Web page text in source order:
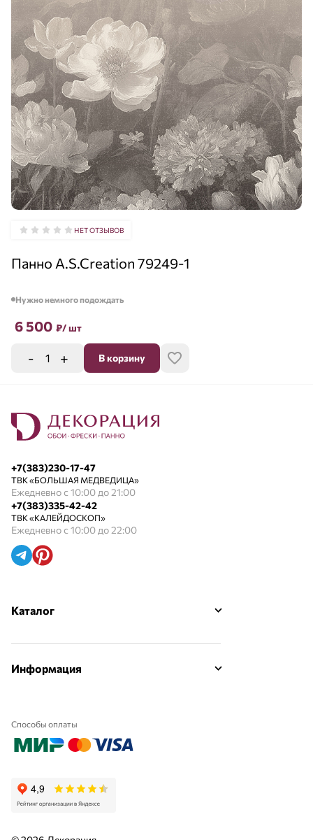
НЕТ ОТЗЫВОВ
Панно A.S.Creation 79249-1
Нужно немного подождать
6 500 ₽/ шт
- + В корзину
+7(383)230-17-47
ТВК «БОЛЬШАЯ МЕДВЕДИЦА»
Ежедневно с 10:00 до 21:00
+7(383)335-42-42
ТВК «КАЛЕЙДОСКОП»
Ежедневно с 10:00 до 22:00
Каталог
Информация
Способы оплаты